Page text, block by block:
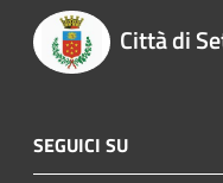
Città di
SEGUICI SU